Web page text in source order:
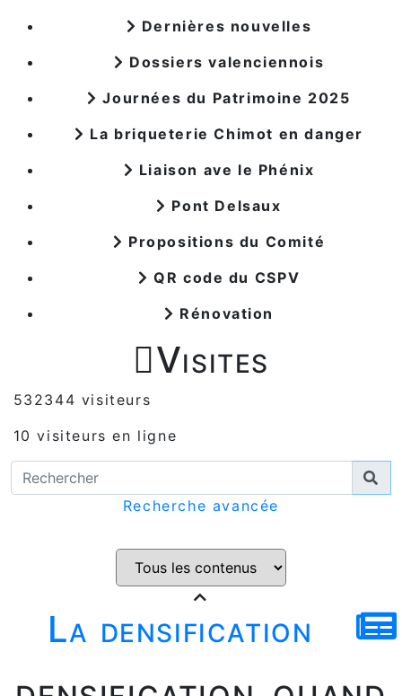
Dernières nouvelles
Dossiers valenciennois
Journées du Patrimoine 2025
La briqueterie Chimot en danger
Liaison ave le Phénix
Pont Delsaux
Propositions du Comité
QR code du CSPV
Rénovation
Visites
532344 visiteurs
10 visiteurs en ligne
Recherche avancée
La densification